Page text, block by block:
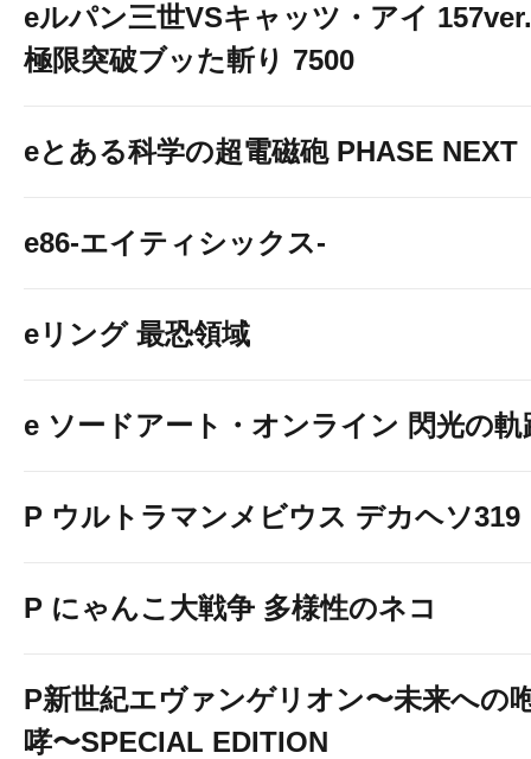
※天候等により閉店時間を変更する場合がご
お客様にはご理解とご協力のほどお願い申し
eルパン三世VSキャッツ・アイ 157ver.
極限突破ブッた斬り 7500
eとある科学の超電磁砲 PHASE NEXT
e86-エイティシックス-
eリング 最恐領域
e ソードアート・オンライン 閃光の軌
P ウルトラマンメビウス デカヘソ319
P にゃんこ大戦争 多様性のネコ
P新世紀エヴァンゲリオン〜未来への
哮〜SPECIAL EDITION